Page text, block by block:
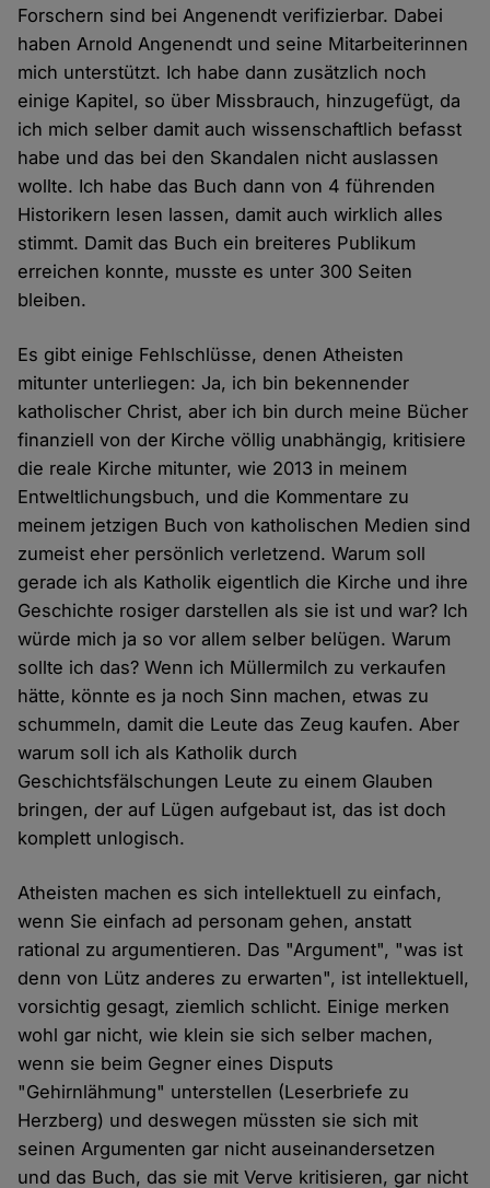
Forschern sind bei Angenendt verifizierbar. Dabei
haben Arnold Angenendt und seine Mitarbeiterinnen
mich unterstützt. Ich habe dann zusätzlich noch
einige Kapitel, so über Missbrauch, hinzugefügt, da
ich mich selber damit auch wissenschaftlich befasst
habe und das bei den Skandalen nicht auslassen
wollte. Ich habe das Buch dann von 4 führenden
Historikern lesen lassen, damit auch wirklich alles
stimmt. Damit das Buch ein breiteres Publikum
erreichen konnte, musste es unter 300 Seiten
bleiben.
Es gibt einige Fehlschlüsse, denen Atheisten
mitunter unterliegen: Ja, ich bin bekennender
katholischer Christ, aber ich bin durch meine Bücher
finanziell von der Kirche völlig unabhängig, kritisiere
die reale Kirche mitunter, wie 2013 in meinem
Entweltlichungsbuch, und die Kommentare zu
meinem jetzigen Buch von katholischen Medien sind
zumeist eher persönlich verletzend. Warum soll
gerade ich als Katholik eigentlich die Kirche und ihre
Geschichte rosiger darstellen als sie ist und war? Ich
würde mich ja so vor allem selber belügen. Warum
sollte ich das? Wenn ich Müllermilch zu verkaufen
hätte, könnte es ja noch Sinn machen, etwas zu
schummeln, damit die Leute das Zeug kaufen. Aber
warum soll ich als Katholik durch
Geschichtsfälschungen Leute zu einem Glauben
bringen, der auf Lügen aufgebaut ist, das ist doch
komplett unlogisch.
Atheisten machen es sich intellektuell zu einfach,
wenn Sie einfach ad personam gehen, anstatt
rational zu argumentieren. Das "Argument", "was ist
denn von Lütz anderes zu erwarten", ist intellektuell,
vorsichtig gesagt, ziemlich schlicht. Einige merken
wohl gar nicht, wie klein sie sich selber machen,
wenn sie beim Gegner eines Disputs
"Gehirnlähmung" unterstellen (Leserbriefe zu
Herzberg) und deswegen müssten sie sich mit
seinen Argumenten gar nicht auseinandersetzen
und das Buch, das sie mit Verve kritisieren, gar nicht